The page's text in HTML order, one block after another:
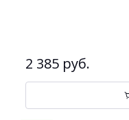
2 385 руб.